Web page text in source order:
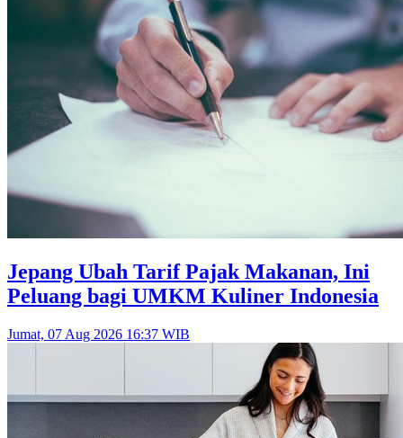
Jepang Ubah Tarif Pajak Makanan, Ini
Peluang bagi UMKM Kuliner Indonesia
Jumat, 07 Aug 2026 16:37 WIB